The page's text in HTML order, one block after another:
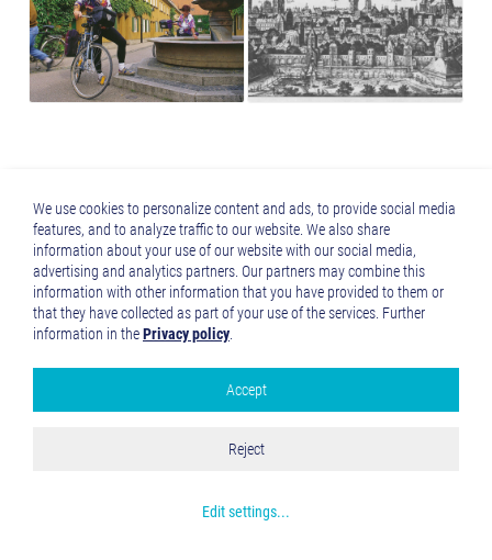
Percorso ciclabile attraversp
Augsburg/Augusta
Google Analytics
We use cookies to personalize content and ads, to provide social media
features, and to analyze traffic to our website. We also share
information about your use of our website with our social media,
advertising and analytics partners. Our partners may combine this
information with other information that you have provided to them or
that they have collected as part of your use of the services. Further
information in thePrivacy policy
Edit settings...
Reject
Accept